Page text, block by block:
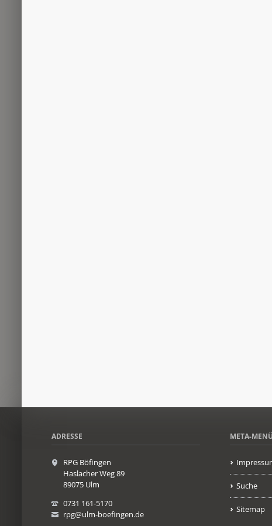
ADRESSE
RPG Böfingen
Haslacher Weg 89
89075 Ulm
0731 161-5170
rpg@ulm-boefingen.de
META-MENÜ
Suche
Sitemap